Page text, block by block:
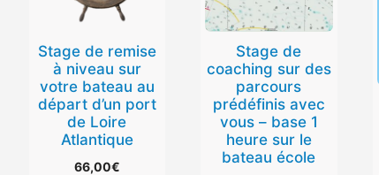
Stage de remise
à niveau sur
votre bateau au
départ d’un port
de Loire
Atlantique
66,00€
Stage de
coaching sur des
parcours
prédéfinis avec
vous – base 1
heure sur le
bateau école